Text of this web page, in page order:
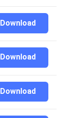
Download
Download
Download